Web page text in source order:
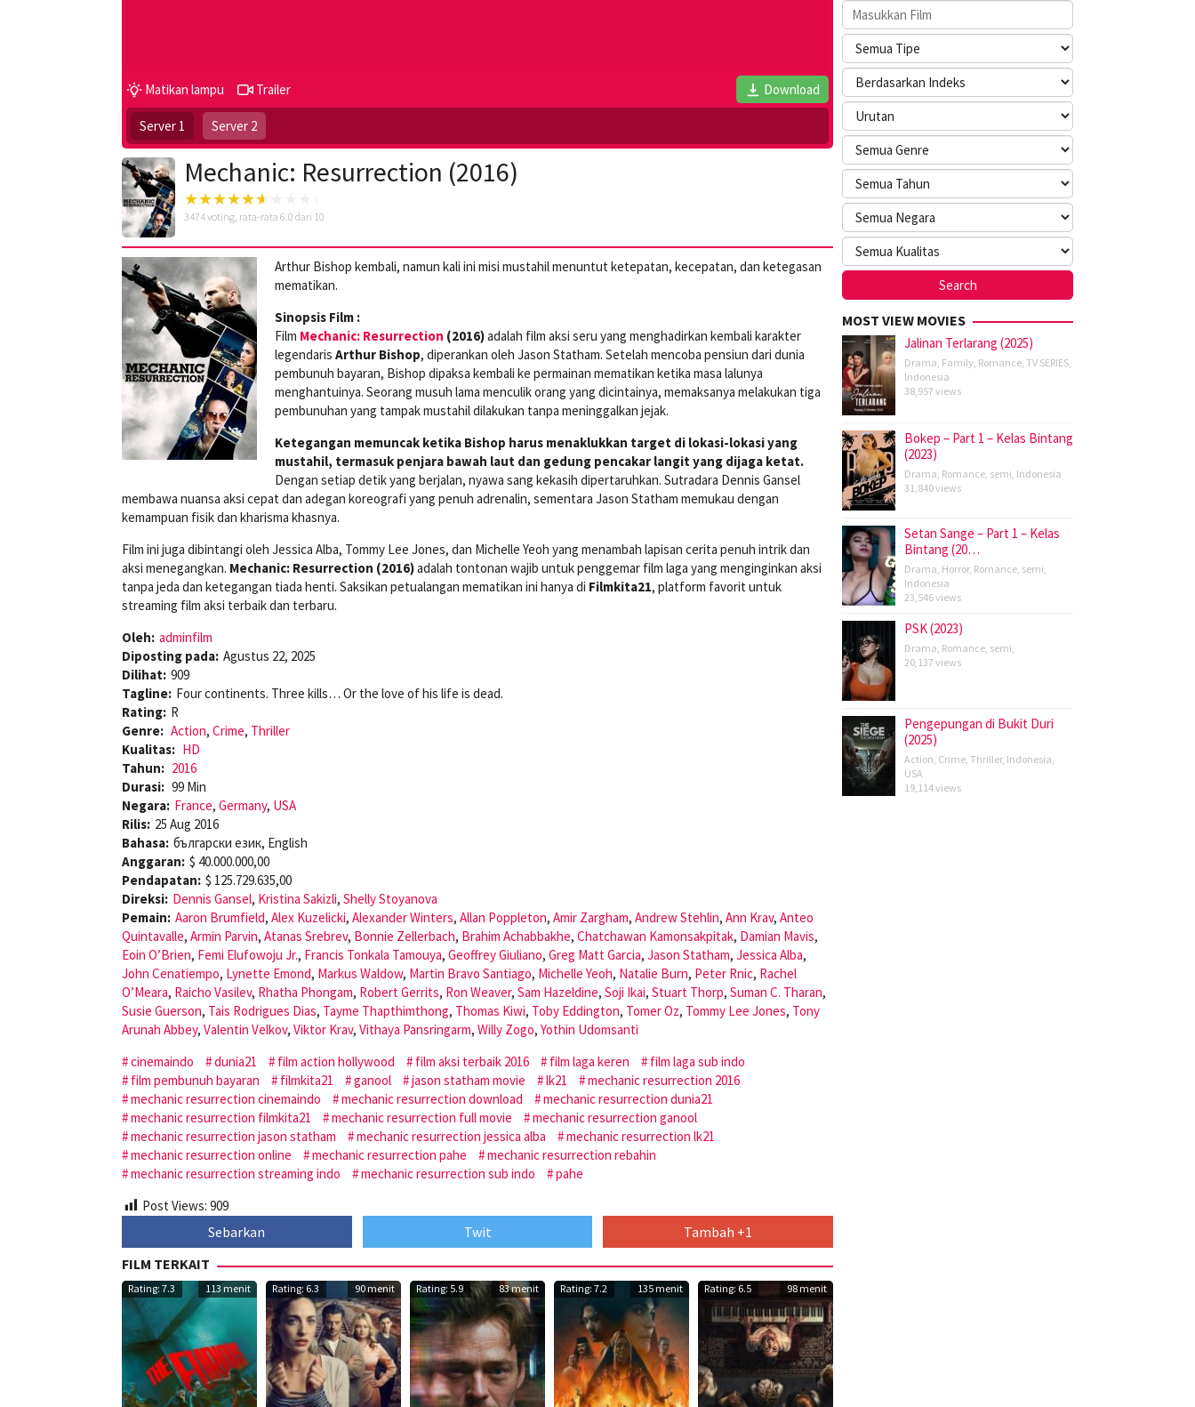
Matikan lampu Trailer Download
Server 1 Server 2
Mechanic: Resurrection (2016)
3474voting, rata-rata 6.0 dari 10
Arthur Bishop kembali, namun kali ini misi mustahil menuntut ketepatan, kecepatan, dan ketegasan
mematikan.
Sinopsis Film :
Film Mechanic: Resurrection (2016)adalah film aksi seru yang menghadirkan kembali karakter
legendaris Arthur Bishop, diperankan oleh Jason Statham. Setelah mencoba pensiun dari dunia
pembunuh bayaran, Bishop dipaksa kembali ke permainan mematikan ketika masa lalunya
menghantuinya. Seorang musuh lama menculik orang yang dicintainya, memaksanya melakukan tiga
pembunuhan yang tampak mustahil dilakukan tanpa meninggalkan jejak.
Ketegangan memuncak ketika Bishop harus menaklukkan target di lokasi-lokasi yang
mustahil, termasuk penjara bawah laut dan gedung pencakar langit yang dijaga ketat.
Dengan setiap detik yang berjalan, nyawa sang kekasih dipertaruhkan. Sutradara Dennis Gansel
membawa nuansa aksi cepat dan adegan koreografi yang penuh adrenalin, sementara Jason Statham memukau dengan
kemampuan fisik dan kharisma khasnya.
Film ini juga dibintangi oleh Jessica Alba, Tommy Lee Jones, dan Michelle Yeoh yang menambah lapisan cerita penuh intrik dan
aksi menegangkan. Mechanic: Resurrection (2016)adalah tontonan wajib untuk penggemar film laga yang menginginkan aksi
tanpa jeda dan ketegangan tiada henti. Saksikan petualangan mematikan ini hanya di Filmkita21, platform favorit untuk
streaming film aksi terbaik dan terbaru.
Oleh: adminfilm
Diposting pada: Agustus 22, 2025
Dilihat: 909
Tagline: Four continents. Three kills… Or the love of his life is dead.
Rating: R
Genre: Action, Crime, Thriller
Kualitas: HD
Tahun: 2016
Durasi: 99 Min
Negara: France, Germany, USA
Rilis: 25 Aug 2016
Bahasa: български език, English
Anggaran: $ 40.000.000,00
Pendapatan: $ 125.729.635,00
Direksi: Dennis Gansel, Kristina Sakizli, Shelly Stoyanova
Pemain: Aaron Brumfield, Alex Kuzelicki, Alexander Winters, Allan Poppleton, Amir Zargham, Andrew Stehlin, Ann Krav, Anteo
Quintavalle, Armin Parvin, Atanas Srebrev, Bonnie Zellerbach, Brahim Achabbakhe, Chatchawan Kamonsakpitak, Damian Mavis,
Eoin O’Brien, Femi Elufowoju Jr., Francis Tonkala Tamouya, Geoffrey Giuliano, Greg Matt Garcia, Jason Statham, Jessica Alba,
John Cenatiempo, Lynette Emond, Markus Waldow, Martin Bravo Santiago, Michelle Yeoh, Natalie Burn, Peter Rnic, Rachel
O’Meara, Raicho Vasilev, Rhatha Phongam, Robert Gerrits, Ron Weaver, Sam Hazeldine, Soji Ikai, Stuart Thorp, Suman C. Tharan,
Susie Guerson, Tais Rodrigues Dias, Tayme Thapthimthong, Thomas Kiwi, Toby Eddington, Tomer Oz, Tommy Lee Jones, Tony
Arunah Abbey, Valentin Velkov, Viktor Krav, Vithaya Pansringarm, Willy Zogo, Yothin Udomsanti
cinemaindo
dunia21 film action hollywood film aksi terbaik 2016 film laga keren
film laga sub indo
film pembunuh bayaran
filmkita21 ganool jason statham movie lk21
mechanic resurrection 2016
mechanic resurrection cinemaindo
mechanic resurrection download
mechanic resurrection dunia21
mechanic resurrection filmkita21
mechanic resurrection full movie
mechanic resurrection ganool
mechanic resurrection jason statham
mechanic resurrection jessica alba
mechanic resurrection lk21
mechanic resurrection online
mechanic resurrection pahe
mechanic resurrection rebahin
mechanic resurrection streaming indo
mechanic resurrection sub indo
pahe
Post Views: 909
Sebarkan Twit
Tambah +1
FILM TERKAIT
Rating: 7.3 113 menit Rating: 6.3 90 menit Rating: 5.9 83 menit Rating: 7.2 135 menit Rating: 6.5 98 menit
MOST VIEW MOVIES
Jalinan Terlarang (2025)
Drama, Family, Romance, TV SERIES,
Indonesia
38,957 views
Bokep – Part 1 – Kelas Bintang
(2023)
Drama, Romance, semi, Indonesia
31,840 views
Setan Sange – Part 1 – Kelas
Bintang (20…
Drama, Horror, Romance, semi,
Indonesia
23,546 views
PSK (2023)
Drama, Romance, semi,
20,137 views
Pengepungan di Bukit Duri
(2025)
Action, Crime, Thriller, Indonesia,
USA
19,114 views